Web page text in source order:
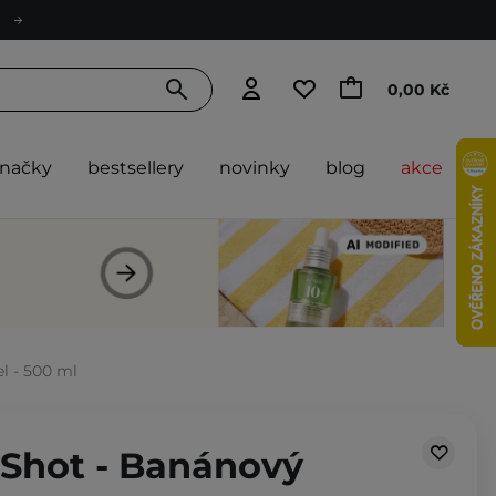
0,00 Kč
bestsellery novinky blog akce
- 500 ml
- Banánový